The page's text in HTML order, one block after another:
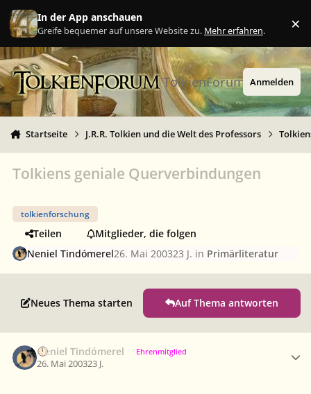
Zu Inhalt springen
In der App anschauen
Greife bequemer auf unsere Website zu. Mehr erfahren. ×
TolkienForum Anmelden
Startseite J.R.R. Tolkien und die Welt des Professors
Tolkiens geniale Querverbindungen
tolkienforschung
Teilen
Mitglieder, die folgen
Neniel Tindómerel26. Mai 200323 J. in Primärliteratur
Neues Thema starten Auf Thema antworten
Neniel Tindómerel Ehrenmitglied
26. Mai 200323 J.